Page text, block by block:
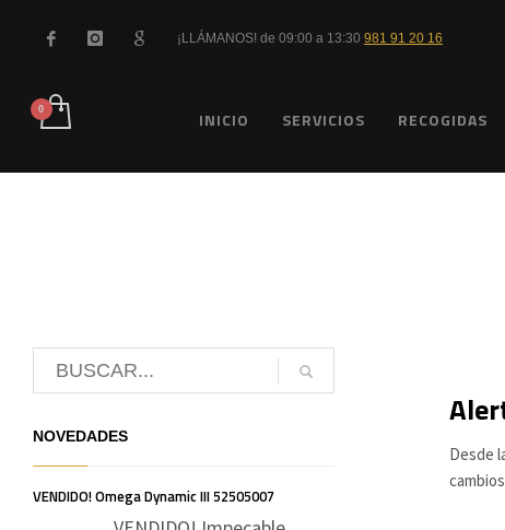
¡LLÁMANOS! de 09:00 a 13:30 981 91 20 16
INICIO SERVICIOS RECOGIDAS
Desde
NOVEDADES
VENDIDO! Omega Dynamic III 52505007